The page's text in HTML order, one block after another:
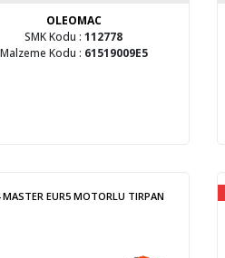
OLEOMAC
SMK Kodu :112778
Malzeme Kodu : 61519009E5
MASTER EUR5 MOTORLU TIRPAN